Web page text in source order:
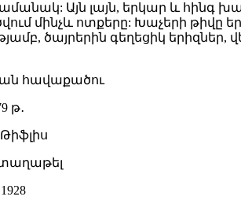
Այն լայն, երկար և հինգ
մինչև ոտքերը: Խաչերի թիվը
ծայրերին գեղեցիկ երիզներ,
հավաքածու
թ․